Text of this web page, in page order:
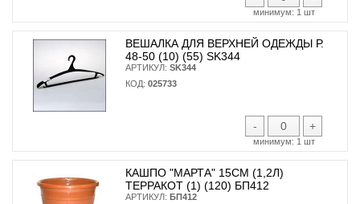
минимум: 1 шт
ВЕШАЛКА ДЛЯ ВЕРХНЕЙ ОДЕЖДЫ Р.
48-50 (10) (55) SK344
АРТИКУЛ: SK344
КОД: 025733
- +
минимум: 1 шт
КАШПО "МАРТА" 15СМ (1,2Л)
ТЕРРАКОТ (1) (120) БП412
АРТИКУЛ: БП412